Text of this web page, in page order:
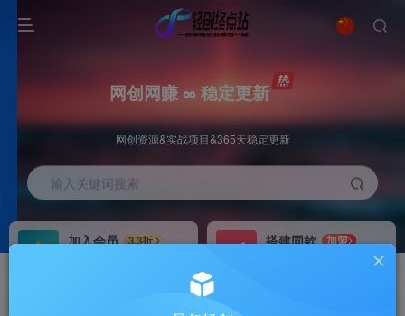
网创网赚 ∞ 稳定更新
网创资源&实战项目&365天稳定更新
输入关键词搜索
加入会员
3.3折
搭建同款
加盟